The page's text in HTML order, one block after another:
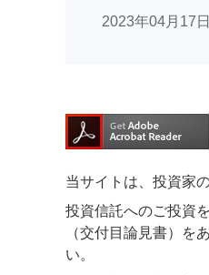
2023年04月17日
当サイトは、投資家
投資信託へのご投資
（交付目論見書）を
い。